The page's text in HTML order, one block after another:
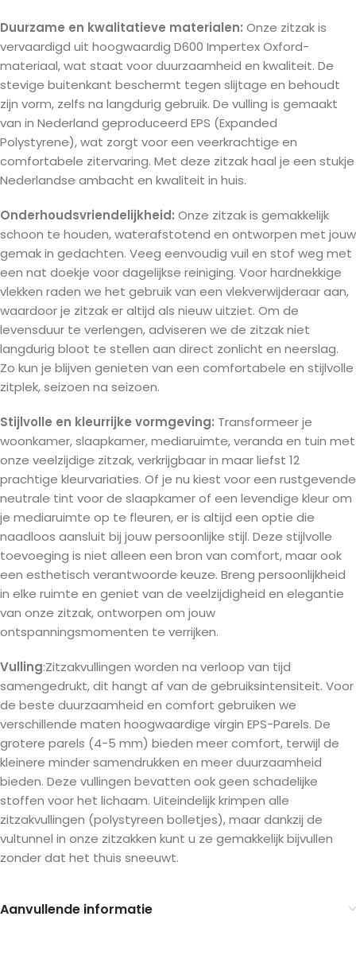
Duurzame en kwalitatieve materialen: Onze zitzak is
vervaardigd uit hoogwaardig D600 Impertex Oxford-
materiaal, wat staat voor duurzaamheid en kwaliteit. De
stevige buitenkant beschermt tegen slijtage en behoudt
zijn vorm, zelfs na langdurig gebruik. De vulling is gemaakt
van in Nederland geproduceerd EPS (Expanded
Polystyrene), wat zorgt voor een veerkrachtige en
comfortabele zitervaring. Met deze zitzak haal je een stukje
Nederlandse ambacht en kwaliteit in huis.
Onderhoudsvriendelijkheid: Onze zitzak is gemakkelijk
schoon te houden, waterafstotend en ontworpen met jouw
gemak in gedachten. Veeg eenvoudig vuil en stof weg met
een nat doekje voor dagelijkse reiniging. Voor hardnekkige
vlekken raden we het gebruik van een vlekverwijderaar aan,
waardoor je zitzak er altijd als nieuw uitziet. Om de
levensduur te verlengen, adviseren we de zitzak niet
langdurig bloot te stellen aan direct zonlicht en neerslag.
Zo kun je blijven genieten van een comfortabele en stijlvolle
zitplek, seizoen na seizoen.
Stijlvolle en kleurrijke vormgeving: Transformeer je
woonkamer, slaapkamer, mediaruimte, veranda en tuin met
onze veelzijdige zitzak, verkrijgbaar in maar liefst 12
prachtige kleurvariaties. Of je nu kiest voor een rustgevende
neutrale tint voor de slaapkamer of een levendige kleur om
je mediaruimte op te fleuren, er is altijd een optie die
naadloos aansluit bij jouw persoonlijke stijl. Deze stijlvolle
toevoeging is niet alleen een bron van comfort, maar ook
een esthetisch verantwoorde keuze. Breng persoonlijkheid
in elke ruimte en geniet van de veelzijdigheid en elegantie
van onze zitzak, ontworpen om jouw
ontspanningsmomenten te verrijken.
Vulling:Zitzakvullingen worden na verloop van tijd
samengedrukt, dit hangt af van de gebruiksintensiteit. Voor
de beste duurzaamheid en comfort gebruiken we
verschillende maten hoogwaardige virgin EPS-Parels. De
grotere parels (4-5 mm) bieden meer comfort, terwijl de
kleinere minder samendrukken en meer duurzaamheid
bieden. Deze vullingen bevatten ook geen schadelijke
stoffen voor het lichaam. Uiteindelijk krimpen alle
zitzakvullingen (polystyreen bolletjes), maar dankzij de
vultunnel in onze zitzakken kunt u ze gemakkelijk bijvullen
zonder dat het thuis sneeuwt.
Aanvullende informatie